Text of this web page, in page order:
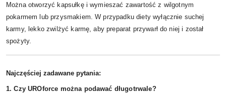
Można otworzyć kapsułkę i wymieszać zawartość z wilgotnym
pokarmem lub przysmakiem. W przypadku diety wyłącznie suchej
karmy, lekko zwilżyć karmę, aby preparat przywarł do niej i został
spożyty.
Najczęściej zadawane pytania:
1. Czy UROforce można podawać długotrwale?